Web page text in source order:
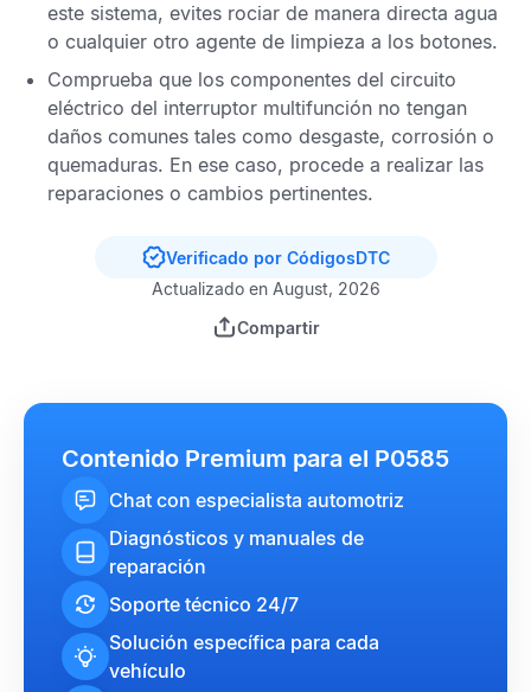
este sistema, evites rociar de manera directa agua
o cualquier otro agente de limpieza a los botones.
Comprueba que los componentes del circuito
eléctrico del interruptor multifunción no tengan
daños comunes tales como desgaste, corrosión o
quemaduras. En ese caso, procede a realizar las
reparaciones o cambios pertinentes.
Verificado por CódigosDTC
Actualizado en August, 2026
Compartir
Contenido Premium para el P0585
Chat con especialista automotriz
Diagnósticos y manuales de
reparación
Soporte técnico 24/7
Solución específica para cada
vehículo